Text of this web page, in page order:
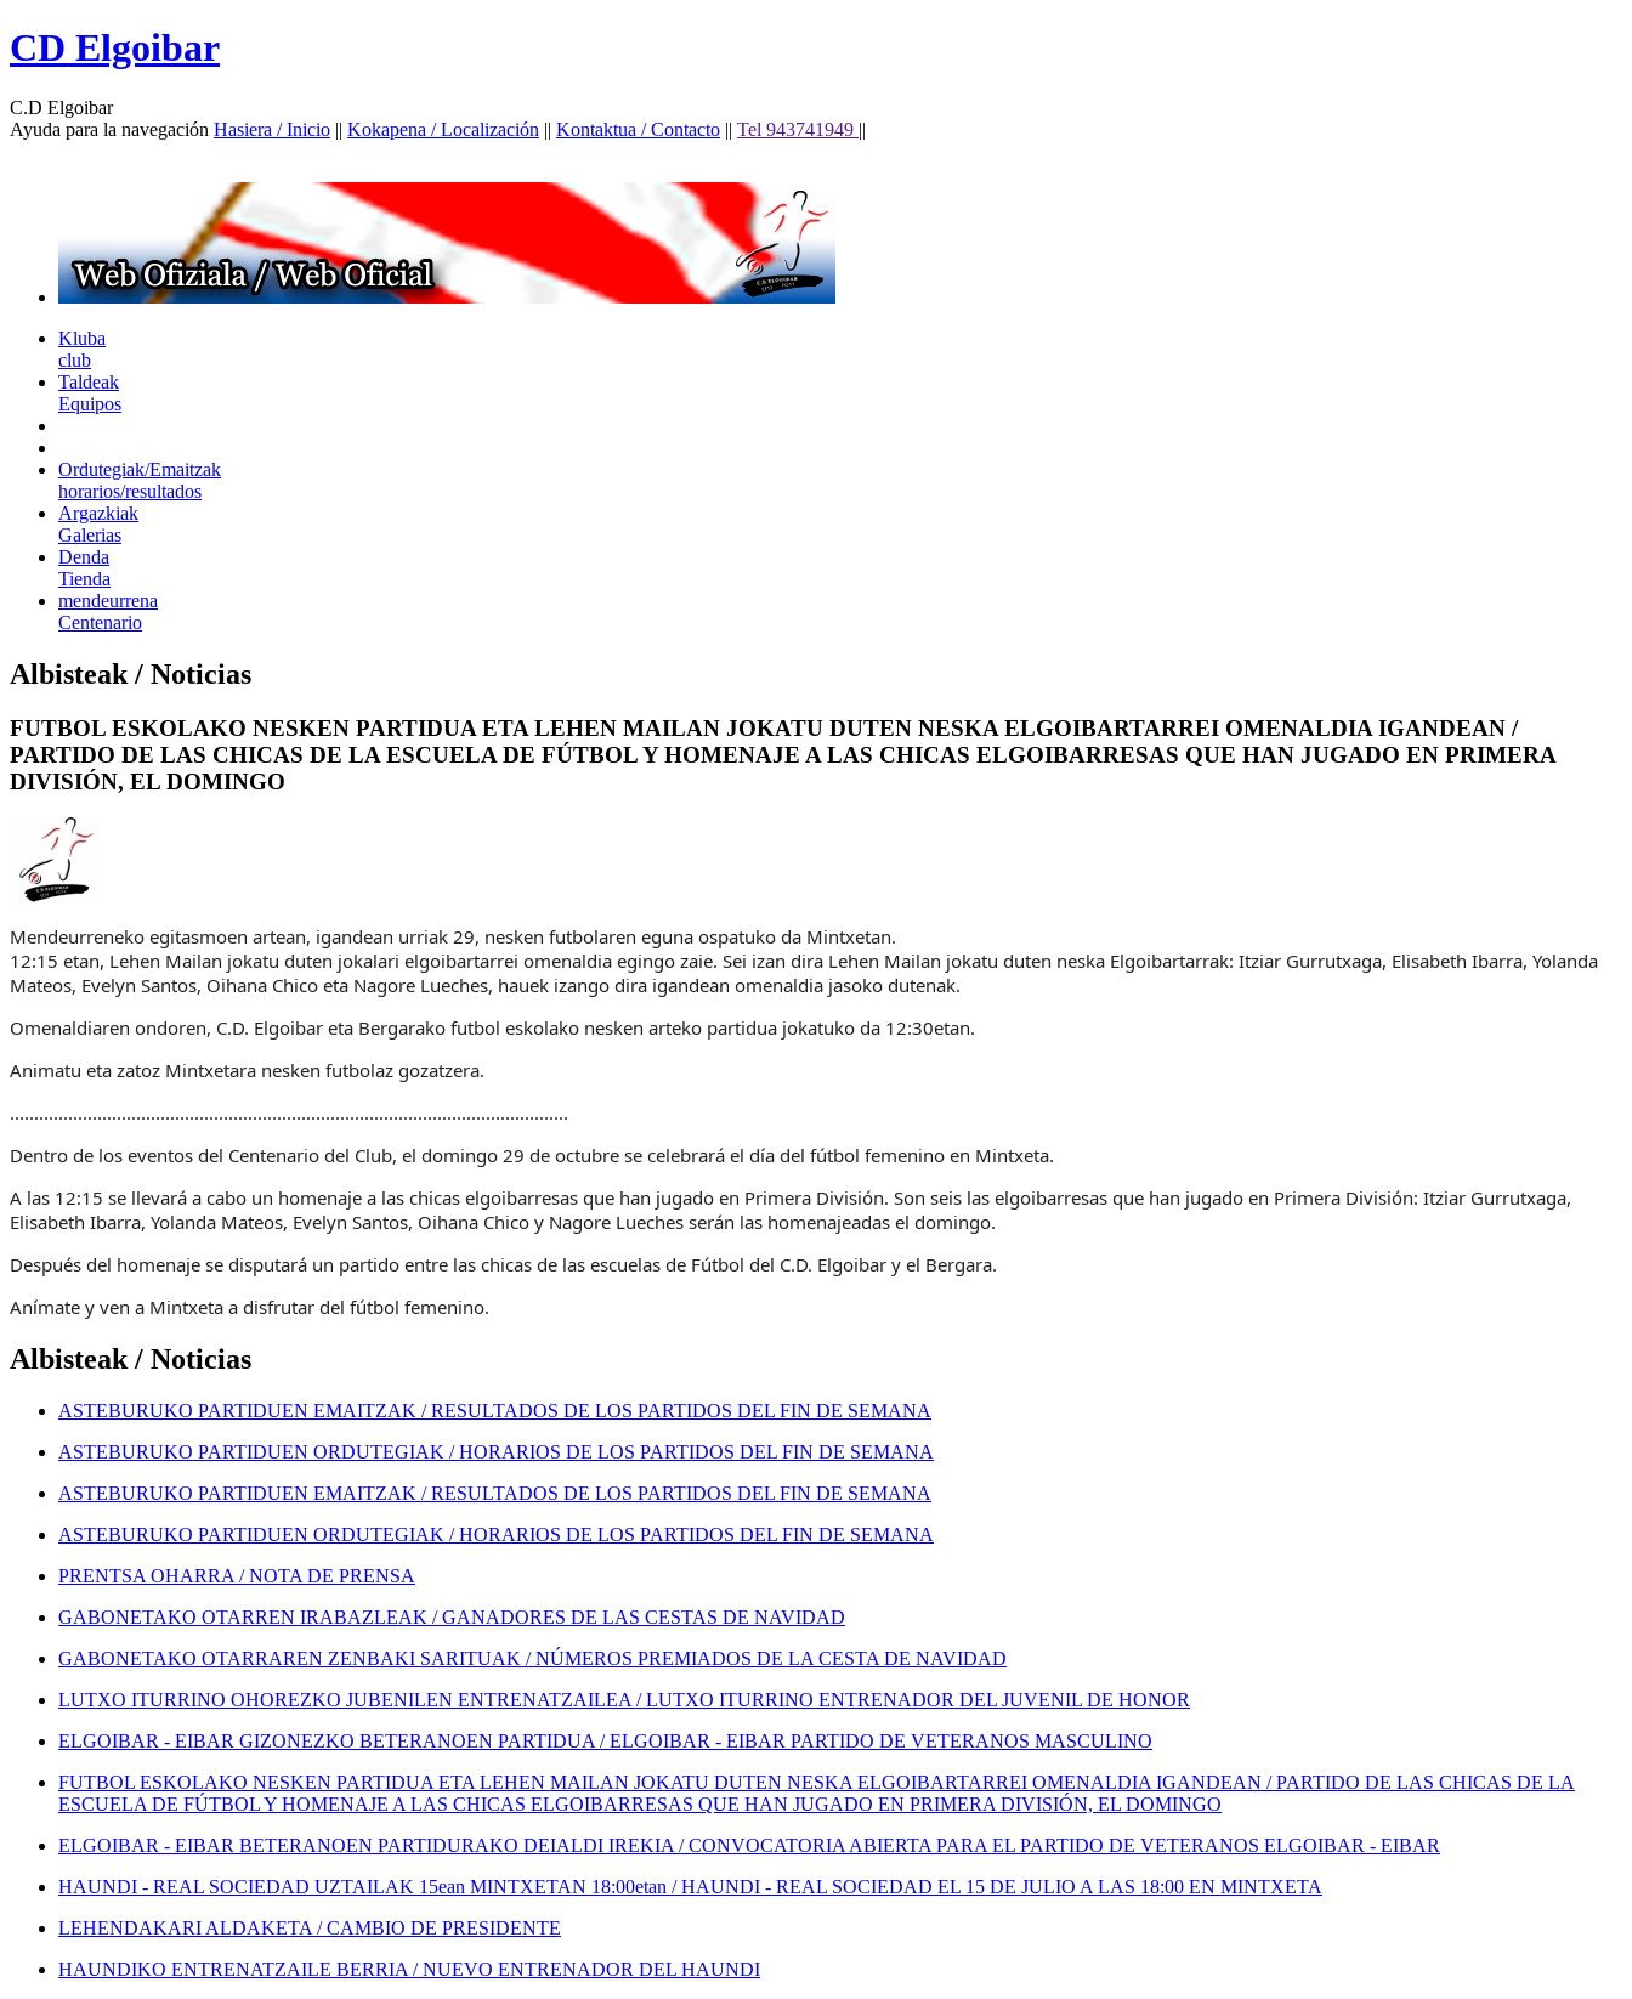
CD Elgoibar
C.D Elgoibar
Ayuda para la navegación Hasiera / Inicio || Kokapena / Localización || Kontaktua / Contacto || Tel 943741949 ||
Kluba
club
Taldeak
Equipos
Ordutegiak/Emaitzak
horarios/resultados
Argazkiak
Galerias
Denda
Tienda
mendeurrena
Centenario
Albisteak / Noticias
FUTBOL ESKOLAKO NESKEN PARTIDUA ETA LEHEN MAILAN JOKATU DUTEN NESKA ELGOIBARTARREI OMENALDIA IGANDEAN /
PARTIDO DE LAS CHICAS DE LA ESCUELA DE FÚTBOL Y HOMENAJE A LAS CHICAS ELGOIBARRESAS QUE HAN JUGADO EN PRIMERA
DIVISIÓN, EL DOMINGO
Mendeurreneko egitasmoen artean, igandean urriak 29, nesken futbolaren eguna ospatuko da Mintxetan.
12:15 etan, Lehen Mailan jokatu duten jokalari elgoibartarrei omenaldia egingo zaie. Sei izan dira Lehen Mailan jokatu duten neska Elgoibartarrak: Itziar Gurrutxaga, Elisabeth Ibarra, Yolanda
Mateos, Evelyn Santos, Oihana Chico eta Nagore Lueches, hauek izango dira igandean omenaldia jasoko dutenak.
Omenaldiaren ondoren, C.D. Elgoibar eta Bergarako futbol eskolako nesken arteko partidua jokatuko da 12:30etan.
Animatu eta zatoz Mintxetara nesken futbolaz gozatzera.
...................................................................................................................
Dentro de los eventos del Centenario del Club, el domingo 29 de octubre se celebrará el día del fútbol femenino en Mintxeta.
A las 12:15 se llevará a cabo un homenaje a las chicas elgoibarresas que han jugado en Primera División. Son seis las elgoibarresas que han jugado en Primera División: Itziar Gurrutxaga,
Elisabeth Ibarra, Yolanda Mateos, Evelyn Santos, Oihana Chico y Nagore Lueches serán las homenajeadas el domingo.
Después del homenaje se disputará un partido entre las chicas de las escuelas de Fútbol del C.D. Elgoibar y el Bergara.
Anímate y ven a Mintxeta a disfrutar del fútbol femenino.
Albisteak / Noticias
ASTEBURUKO PARTIDUEN EMAITZAK / RESULTADOS DE LOS PARTIDOS DEL FIN DE SEMANA
ASTEBURUKO PARTIDUEN ORDUTEGIAK / HORARIOS DE LOS PARTIDOS DEL FIN DE SEMANA
ASTEBURUKO PARTIDUEN EMAITZAK / RESULTADOS DE LOS PARTIDOS DEL FIN DE SEMANA
ASTEBURUKO PARTIDUEN ORDUTEGIAK / HORARIOS DE LOS PARTIDOS DEL FIN DE SEMANA
PRENTSA OHARRA / NOTA DE PRENSA
GABONETAKO OTARREN IRABAZLEAK / GANADORES DE LAS CESTAS DE NAVIDAD
GABONETAKO OTARRAREN ZENBAKI SARITUAK / NÚMEROS PREMIADOS DE LA CESTA DE NAVIDAD
LUTXO ITURRINO OHOREZKO JUBENILEN ENTRENATZAILEA / LUTXO ITURRINO ENTRENADOR DEL JUVENIL DE HONOR
ELGOIBAR - EIBAR GIZONEZKO BETERANOEN PARTIDUA / ELGOIBAR - EIBAR PARTIDO DE VETERANOS MASCULINO
FUTBOL ESKOLAKO NESKEN PARTIDUA ETA LEHEN MAILAN JOKATU DUTEN NESKA ELGOIBARTARREI OMENALDIA IGANDEAN / PARTIDO DE LAS CHICAS DE LA
ESCUELA DE FÚTBOL Y HOMENAJE A LAS CHICAS ELGOIBARRESAS QUE HAN JUGADO EN PRIMERA DIVISIÓN, EL DOMINGO
ELGOIBAR - EIBAR BETERANOEN PARTIDURAKO DEIALDI IREKIA / CONVOCATORIA ABIERTA PARA EL PARTIDO DE VETERANOS ELGOIBAR - EIBAR
HAUNDI - REAL SOCIEDAD UZTAILAK 15ean MINTXETAN 18:00etan / HAUNDI - REAL SOCIEDAD EL 15 DE JULIO A LAS 18:00 EN MINTXETA
LEHENDAKARI ALDAKETA / CAMBIO DE PRESIDENTE
HAUNDIKO ENTRENATZAILE BERRIA / NUEVO ENTRENADOR DEL HAUNDI